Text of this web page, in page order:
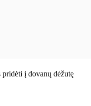
pridėti į dovanų dėžutę